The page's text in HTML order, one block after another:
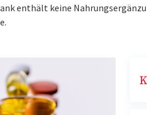
enthält keine